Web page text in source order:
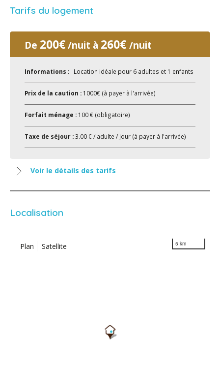
Tarifs du logement
De 200€/nuit à 260€ /nuit
Informations : Location idéale pour 6 adultes et 1 enfants
Prix de la caution : 1000€ (à payer à l'arrivée)
Forfait ménage : 100 € (obligatoire)
Taxe de séjour :3.00 € / adulte / jour (à payer à l'arrivée)
Voir le détails des tarifs
Localisation
Plan Satellite 5 km